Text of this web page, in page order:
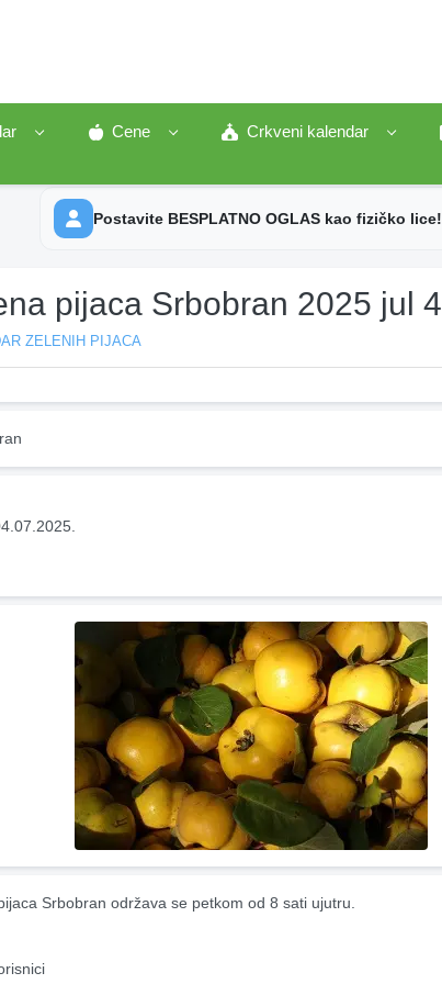
Cene Crkveni kalendar
Postavite BESPLATNO OGLAS kao fizičko lice!
pijaca Srbobran 2025 jul 4
ZELENIH PIJACA
Srbobran održava se petkom od 8 sati ujutru.